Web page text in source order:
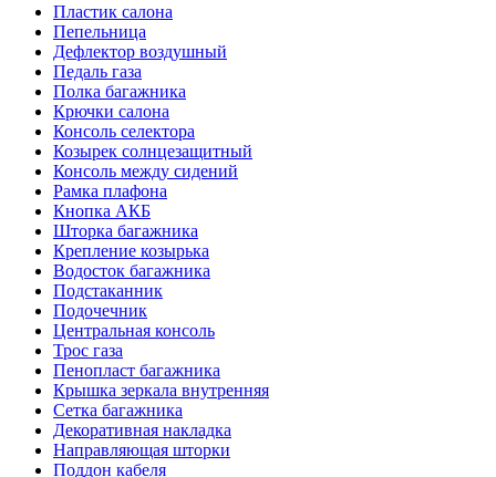
Пластик салона
Пепельница
Дефлектор воздушный
Педаль газа
Полка багажника
Крючки салона
Консоль селектора
Козырек солнцезащитный
Консоль между сидений
Рамка плафона
Кнопка АКБ
Шторка багажника
Крепление козырька
Водосток багажника
Подстаканник
Подочечник
Центральная консоль
Трос газа
Пенопласт багажника
Крышка зеркала внутренняя
Сетка багажника
Декоративная накладка
Направляющая шторки
Поддон кабеля